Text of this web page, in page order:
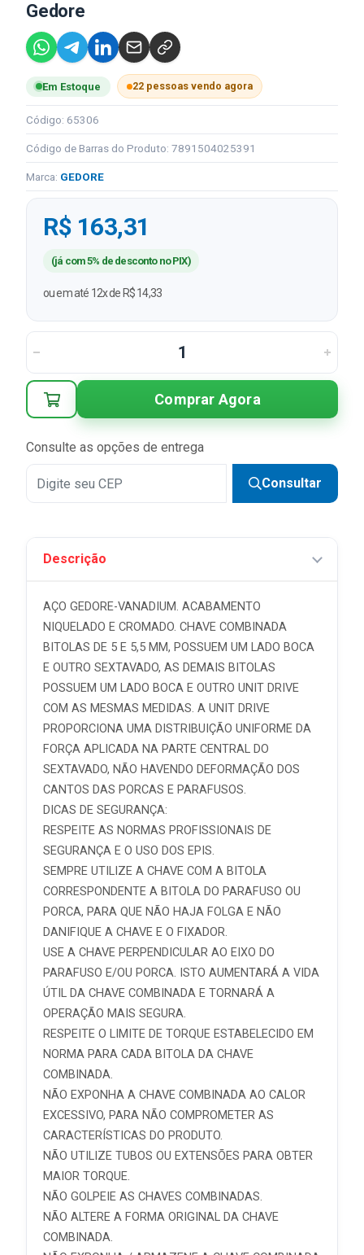
Gedore
Em Estoque 22 pessoas vendo agora
Código: 65306
Código de Barras do Produto: 7891504025391
Marca: GEDORE
R$ 163,31
(já com 5% de desconto no PIX)
ou em até 12x de R$ 14,33
Comprar Agora
Consulte as opções de entrega
Consultar
Descrição
AÇO GEDORE-VANADIUM. ACABAMENTO
NIQUELADO E CROMADO. CHAVE COMBINADA
BITOLAS DE 5 E 5,5 MM, POSSUEM UM LADO BOCA
E OUTRO SEXTAVADO, AS DEMAIS BITOLAS
POSSUEM UM LADO BOCA E OUTRO UNIT DRIVE
COM AS MESMAS MEDIDAS. A UNIT DRIVE
PROPORCIONA UMA DISTRIBUIÇÃO UNIFORME DA
FORÇA APLICADA NA PARTE CENTRAL DO
SEXTAVADO, NÃO HAVENDO DEFORMAÇÃO DOS
CANTOS DAS PORCAS E PARAFUSOS.
DICAS DE SEGURANÇA:
RESPEITE AS NORMAS PROFISSIONAIS DE
SEGURANÇA E O USO DOS EPIS.
SEMPRE UTILIZE A CHAVE COM A BITOLA
CORRESPONDENTE A BITOLA DO PARAFUSO OU
PORCA, PARA QUE NÃO HAJA FOLGA E NÃO
DANIFIQUE A CHAVE E O FIXADOR.
USE A CHAVE PERPENDICULAR AO EIXO DO
PARAFUSO E/OU PORCA. ISTO AUMENTARÁ A VIDA
ÚTIL DA CHAVE COMBINADA E TORNARÁ A
OPERAÇÃO MAIS SEGURA.
RESPEITE O LIMITE DE TORQUE ESTABELECIDO EM
NORMA PARA CADA BITOLA DA CHAVE
COMBINADA.
NÃO EXPONHA A CHAVE COMBINADA AO CALOR
EXCESSIVO, PARA NÃO COMPROMETER AS
CARACTERÍSTICAS DO PRODUTO.
NÃO UTILIZE TUBOS OU EXTENSÕES PARA OBTER
MAIOR TORQUE.
NÃO GOLPEIE AS CHAVES COMBINADAS.
NÃO ALTERE A FORMA ORIGINAL DA CHAVE
COMBINADA.